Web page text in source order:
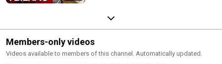
Members-only videos
Videos available to members of this channel. Automatically updated.